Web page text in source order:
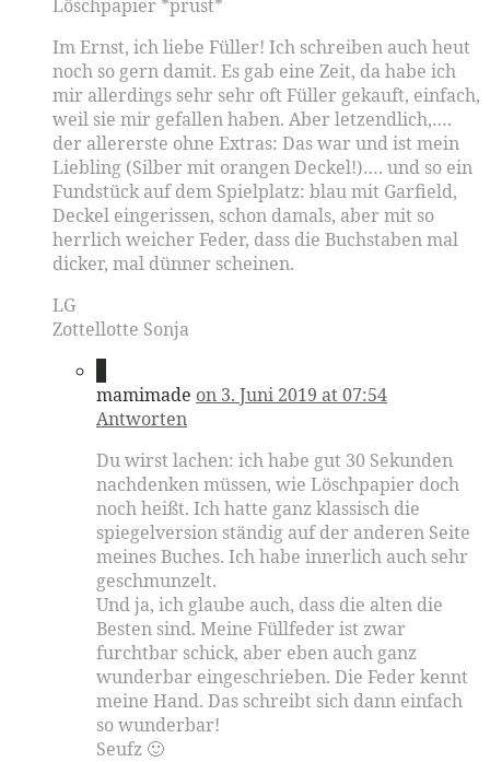
Löschpapier *prust*
Im Ernst, ich liebe Füller! Ich schreiben auch heut
noch so gern damit. Es gab eine Zeit, da habe ich
mir allerdings sehr sehr oft Füller gekauft, einfach,
weil sie mir gefallen haben. Aber letzendlich,….
der allererste ohne Extras: Das war und ist mein
Liebling (Silber mit orangen Deckel!)…. und so ein
Fundstück auf dem Spielplatz: blau mit Garfield,
Deckel eingerissen, schon damals, aber mit so
herrlich weicher Feder, dass die Buchstaben mal
dicker, mal dünner scheinen.
LG
Zottellotte Sonja
mamimade on 3. Juni 2019 at 07:54
Antworten
Du wirst lachen: ich habe gut 30 Sekunden
nachdenken müssen, wie Löschpapier doch
noch heißt. Ich hatte ganz klassisch die
spiegelversion ständig auf der anderen Seite
meines Buches. Ich habe innerlich auch sehr
geschmunzelt.
Und ja, ich glaube auch, dass die alten die
Besten sind. Meine Füllfeder ist zwar
furchtbar schick, aber eben auch ganz
wunderbar eingeschrieben. Die Feder kennt
meine Hand. Das schreibt sich dann einfach
so wunderbar!
Seufz 🙂